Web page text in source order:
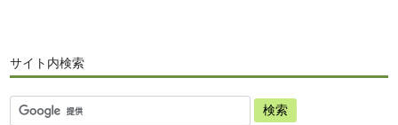
サイト内検索
サ